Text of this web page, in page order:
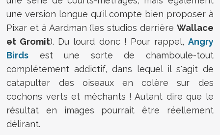
une version longue qu'il compte bien proposer à
Pixar et à Aardman (les studios derrière Wallace
et Gromit). Du lourd donc ! Pour rappel, Angry
Birds est une sorte de chamboule-tout
complétement addictif, dans lequel il s'agit de
catapulter des oiseaux en colère sur des
cochons verts et méchants ! Autant dire que le
résultat en images pourrait être réellement
délirant.